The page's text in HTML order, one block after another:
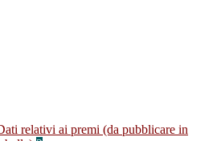
relativi ai premi (da pubblicare in